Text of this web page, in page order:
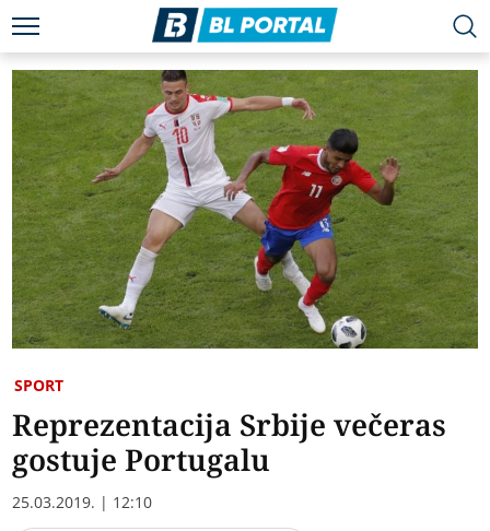
SPORT
Reprezentacija Srbije večeras
gostuje Portugalu
25.03.2019. | 12:10